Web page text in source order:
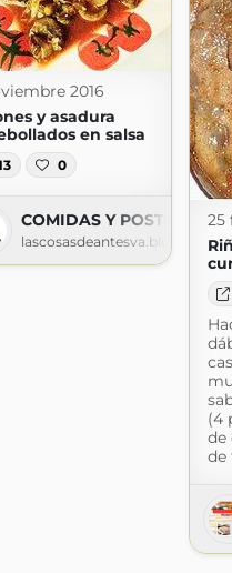
2016
y asadura
en salsa
0
COMIDAS Y POSTRES
25
(4
de
de